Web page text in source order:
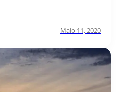
Maio 11, 2020